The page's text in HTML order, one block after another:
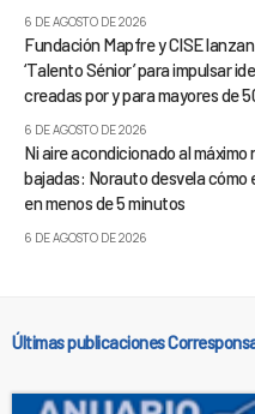
6 DE AGOSTO DE 2026
Fundación Mapfre y CISE
‘Talento Sénior’ para impulsar
creadas por y para mayores de
6 DE AGOSTO DE 2026
Ni aire acondicionado al máximo
bajadas: Norauto desvela cómo
en menos de 5 minutos
6 DE AGOSTO DE 2026
Últimas publicaciones